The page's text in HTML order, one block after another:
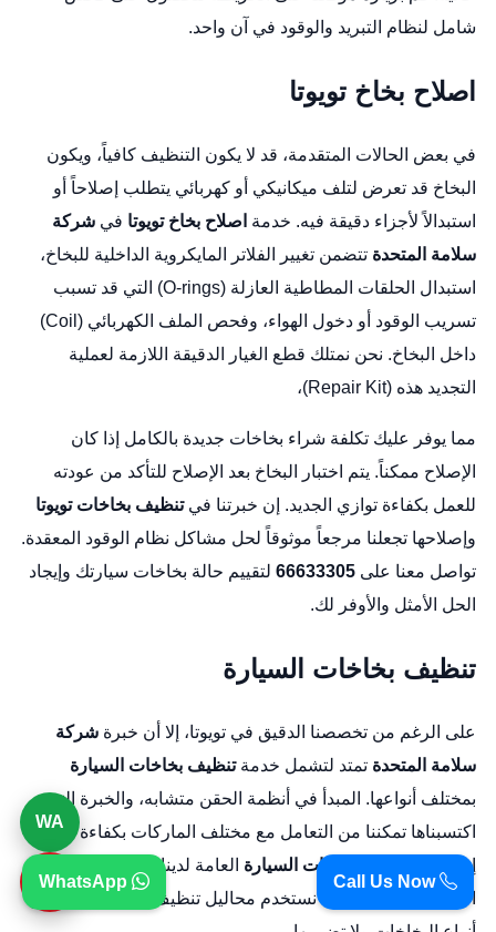
شامل لنظام التبريد والوقود في آن واحد.
اصلاح بخاخ تويوتا
في بعض الحالات المتقدمة، قد لا يكون التنظيف كافياً، ويكون
البخاخ قد تعرض لتلف ميكانيكي أو كهربائي يتطلب إصلاحاً أو
استبدالاً لأجزاء دقيقة فيه. خدمة اصلاح بخاخ تويوتا في شركة
سلامة المتحدة تتضمن تغيير الفلاتر المايكروية الداخلية للبخاخ،
استبدال الحلقات المطاطية العازلة (O-rings) التي قد تسبب
تسريب الوقود أو دخول الهواء، وفحص الملف الكهربائي (Coil)
داخل البخاخ. نحن نمتلك قطع الغيار الدقيقة اللازمة لعملية
التجديد هذه (Repair Kit)،
مما يوفر عليك تكلفة شراء بخاخات جديدة بالكامل إذا كان
الإصلاح ممكناً. يتم اختبار البخاخ بعد الإصلاح للتأكد من عودته
للعمل بكفاءة توازي الجديد. إن خبرتنا فيتنظيف بخاخات تويوتا
وإصلاحها تجعلنا مرجعاً موثوقاً لحل مشاكل نظام الوقود المعقدة.
تواصل معنا على 66633305لتقييم حالة بخاخات سيارتك وإيجاد
الحل الأمثل والأوفر لك.
تنظيف بخاخات السيارة
على الرغم من تخصصنا الدقيق في تويوتا، إلا أن خبرة شركة
سلامة المتحدة تمتد لتشمل خدمةتنظيف بخاخات السيارة
بمختلف أنواعها. المبدأ في أنظمة الحقن متشابه، والخبرة التي
اكتسبناها تمكننا من التعامل مع مختلف الماركات بكفاءة عالية.
إن خدمة
تنظيف بخاخات السيارة العامة لدينا تتبع نفس معايير
الجودة الصارمة، حيث نستخدم محاليل تنظيف تتناسب مع جميع
WA
☎ Call Us Now